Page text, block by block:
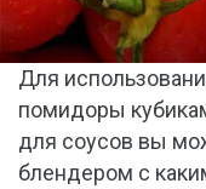
Для
помидоры
для соусов вы
блендером с